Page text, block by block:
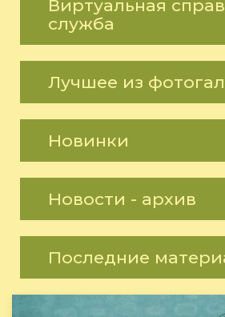
Виртуальная
служба
Лучшее из
Новинки
Новости - архив
Последние